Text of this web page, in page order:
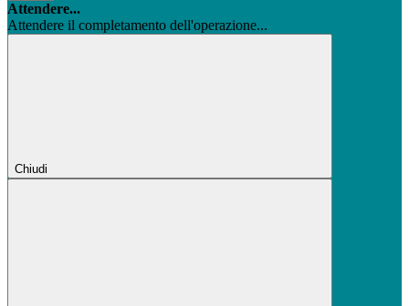
Attendere...
Attendere il completamento dell'operazione...
Chiudi